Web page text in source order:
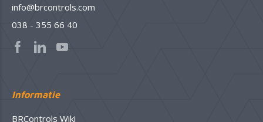
info@brcontrols.com
038 - 355 66 40
Informatie
BRControls Wiki